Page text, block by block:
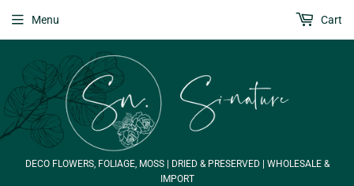
DECO FLOWERS, FOLIAGE, MOSS | DRIED & PRESERVED | WHOLESALE &
IMPORT
Menu Cart